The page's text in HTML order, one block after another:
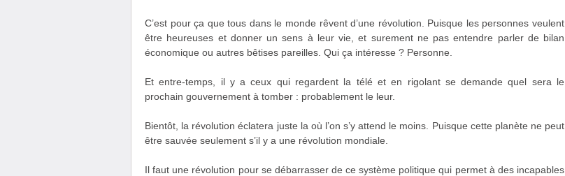
C’est pour ça que tous dans le monde rêvent d’une révolution. Puisque les personnes veulent
être heureuses et donner un sens à leur vie, et surement ne pas entendre parler de bilan
économique ou autres bêtises pareilles. Qui ça intéresse ? Personne.
Et entre-temps, il y a ceux qui regardent la télé et en rigolant se demande quel sera le
prochain gouvernement à tomber : probablement le leur.
Bientôt, la révolution éclatera juste la où l’on s’y attend le moins. Puisque cette planète ne peut
être sauvée seulement s’il y a une révolution mondiale.
Il faut une révolution pour se débarrasser de ce système politique qui permet à des incapables